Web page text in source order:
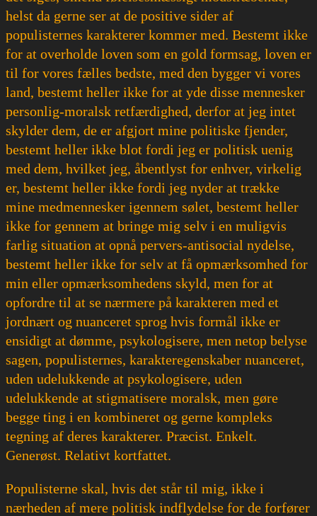
helst da gerne ser at de positive sider af
populisternes karakterer kommer med. Bestemt ikke
for at overholde loven som en gold formsag, loven er
til for vores fælles bedste, med den bygger vi vores
land, bestemt heller ikke for at yde disse mennesker
personlig-moralsk retfærdighed, derfor at jeg intet
skylder dem, de er afgjort mine politiske fjender,
bestemt heller ikke blot fordi jeg er politisk uenig
med dem, hvilket jeg, åbentlyst for enhver, virkelig
er, bestemt heller ikke fordi jeg nyder at trække
mine medmennesker igennem sølet, bestemt heller
ikke for gennem at bringe mig selv i en muligvis
farlig situation at opnå pervers-antisocial nydelse,
bestemt heller ikke for selv at få opmærksomhed for
min eller opmærksomhedens skyld, men for at
opfordre til at se nærmere på karakteren med et
jordnært og nuanceret sprog hvis formål ikke er
ensidigt at dømme, psykologisere, men netop belyse
sagen, populisternes, karakteregenskaber nuanceret,
uden udelukkende at psykologisere, uden
udelukkende at stigmatisere moralsk, men gøre
begge ting i en kombineret og gerne kompleks
tegning af deres karakterer. Præcist. Enkelt.
Generøst. Relativt kortfattet.
Populisterne skal, hvis det står til mig, ikke i
nærheden af mere politisk indflydelse for de forfører